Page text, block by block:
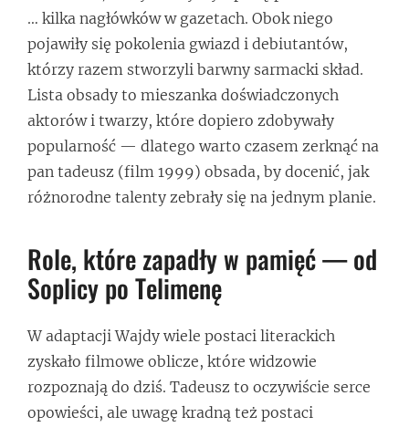
… kilka nagłówków w gazetach. Obok niego
pojawiły się pokolenia gwiazd i debiutantów,
którzy razem stworzyli barwny sarmacki skład.
Lista obsady to mieszanka doświadczonych
aktorów i twarzy, które dopiero zdobywały
popularność — dlatego warto czasem zerknąć na
pan tadeusz (film 1999) obsada, by docenić, jak
różnorodne talenty zebrały się na jednym planie.
Role, które zapadły w pamięć — od
Soplicy po Telimenę
W adaptacji Wajdy wiele postaci literackich
zyskało filmowe oblicze, które widzowie
rozpoznają do dziś. Tadeusz to oczywiście serce
opowieści, ale uwagę kradną też postaci